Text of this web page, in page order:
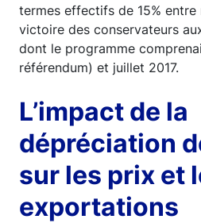
termes effectifs de 15%
victoire des conservateurs
dont le programme
référendum) et juillet 2017.
L’impact de la
dépréciation
sur les prix et
exportations